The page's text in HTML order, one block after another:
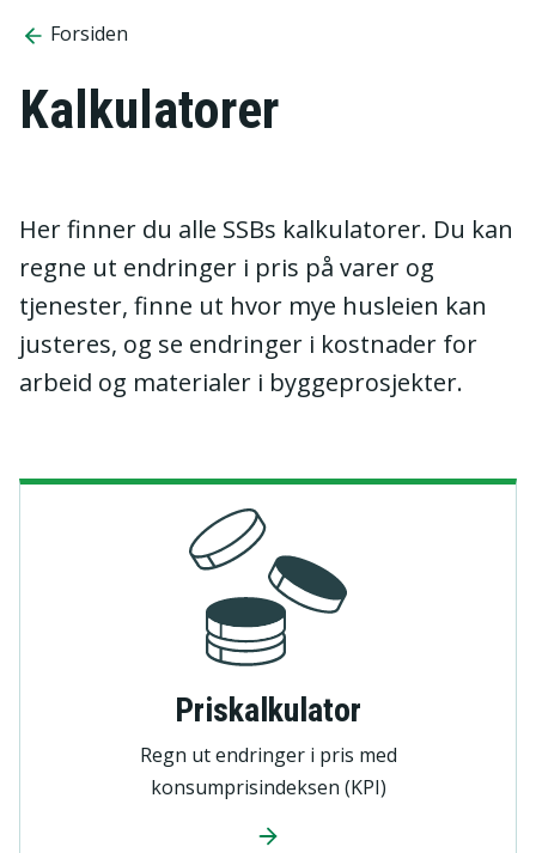
Forsiden
Kalkulatorer
Her finner du alle SSBs kalkulatorer. Du kan
regne ut endringer i pris på varer og
tjenester, finne ut hvor mye husleien kan
justeres, og se endringer i kostnader for
arbeid og materialer i byggeprosjekter.
Priskalkulator
Regn ut endringer i pris med
konsumprisindeksen (KPI)